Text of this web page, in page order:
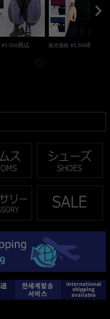
¥5,500税込 販売価格 ¥5,500税込